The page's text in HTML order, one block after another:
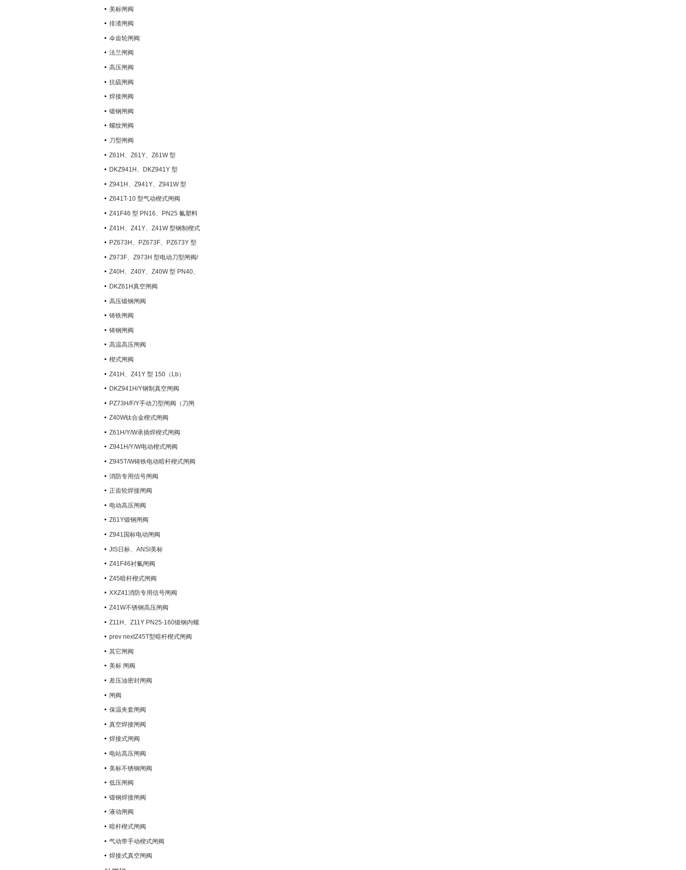
美标闸阀
排渣闸阀
伞齿轮闸阀
法兰闸阀
高压闸阀
抗硫闸阀
焊接闸阀
锻钢闸阀
螺纹闸阀
刀型闸阀
Z61H、Z61Y、Z61W 型
PN100~PN160 承插焊楔式闸阀
DKZ941H、DKZ941Y 型
PN10~PN100 钢制真空闸阀
Z941H、Z941Y、Z941W 型
PN100~PN200 钢制电动楔式闸阀
Z641T-10 型气动楔式闸阀
Z41F46 型 PN16、PN25 氟塑料
衬里楔式闸阀
Z41H、Z41Y、Z41W 型钢制楔式
闸阀PZ673H、PZ673F、PZ673Y 型
气动刀型闸阀/刀闸阀
Z973F、Z973H 型电动刀型闸阀/
刀闸阀
Z40H、Z40Y、Z40W 型 PN40、
PN63 钢制楔式闸阀
DKZ61H真空闸阀
高压锻钢闸阀
铸铁闸阀
铸钢闸阀
高温高压闸阀
楔式闸阀
Z41H、Z41Y 型 150（Lb）
~600（Lb） 钢制楔式闸阀
DKZ941H/Y钢制真空闸阀
PZ73H/F/Y手动刀型闸阀（刀闸
阀）Z40W钛合金楔式闸阀
Z61H/Y/W承插焊楔式闸阀
Z941H/Y/W电动楔式闸阀
Z945T/W铸铁电动暗杆楔式闸阀
消防专用信号闸阀
正齿轮焊接闸阀
电动高压闸阀
Z61Y锻钢闸阀
Z941国标电动闸阀
JIS日标、ANSI美标
Z41F46衬氟闸阀
Z45暗杆楔式闸阀
XXZ41消防专用信号闸阀
Z41W不锈钢高压闸阀
Z11H、Z11Y PN25-160锻钢内螺
纹楔式闸阀
prev nextZ45T型暗杆楔式闸阀
其它闸阀
美标 闸阀
差压油密封闸阀
闸阀
保温夹套闸阀
真空焊接闸阀
焊接式闸阀
电站高压闸阀
美标不锈钢闸阀
低压闸阀
锻钢焊接闸阀
液动闸阀
暗杆楔式闸阀
气动带手动楔式闸阀
焊接式真空闸阀